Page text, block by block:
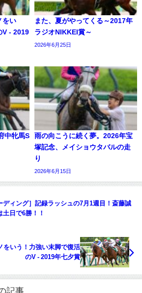
をい
V - 2019
また、夏がやってくる～2017年
ラジオNIKKEI賞～
2026年6月25日
中牝馬S
雨の向こうに続く夢。2026年宝
塚記念、メイショウタバルの走
り
2026年6月15日
ディング］記録ラッシュの7月1週目！斎藤誠
土日で6勝！！
をいう！力強い末脚で復活
のV - 2019年七夕賞
記事